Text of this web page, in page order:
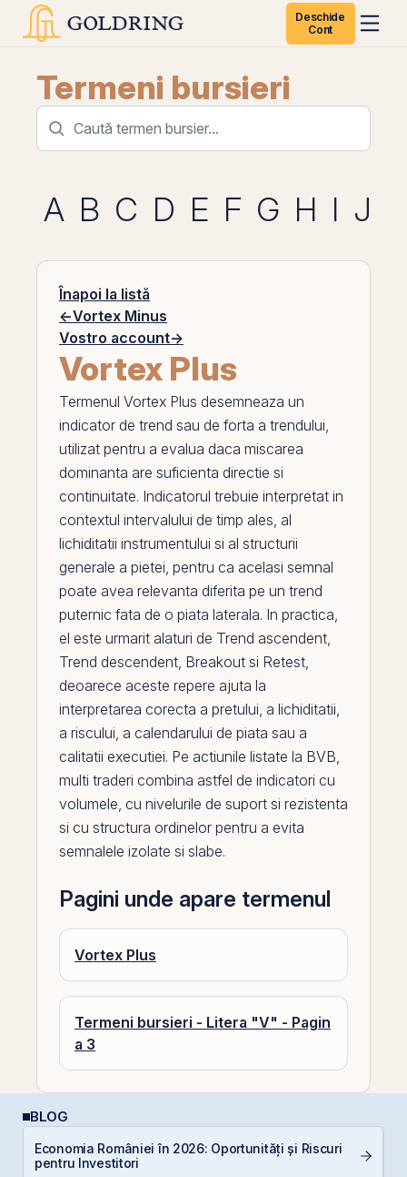
Deschide
Cont
Termeni bursieri
A B C D E F G H I J
Înapoi la listă
←Vortex Minus
Vostro account→
Vortex Plus
Termenul Vortex Plus desemneaza un
indicator de trend sau de forta a trendului,
utilizat pentru a evalua daca miscarea
dominanta are suficienta directie si
continuitate. Indicatorul trebuie interpretat in
contextul intervalului de timp ales, al
lichiditatii instrumentului si al structurii
generale a pietei, pentru ca acelasi semnal
poate avea relevanta diferita pe un trend
puternic fata de o piata laterala. In practica,
el este urmarit alaturi de Trend ascendent,
Trend descendent, Breakout si Retest,
deoarece aceste repere ajuta la
interpretarea corecta a pretului, a lichiditatii,
a riscului, a calendarului de piata sau a
calitatii executiei. Pe actiunile listate la BVB,
multi traderi combina astfel de indicatori cu
volumele, cu nivelurile de suport si rezistenta
si cu structura ordinelor pentru a evita
semnalele izolate si slabe.
Pagini unde apare termenul
Vortex Plus
Termeni bursieri - Litera "V" - Pagin
a 3
BLOG
Economia României în 2026: Oportunități și Riscuri
pentru Investitori